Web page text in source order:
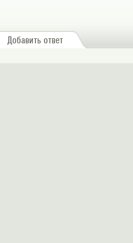
Добавить ответ